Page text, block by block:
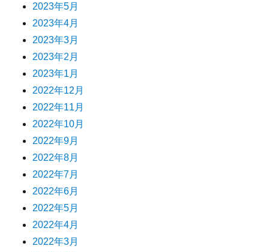
2023年5月
2023年4月
2023年3月
2023年2月
2023年1月
2022年12月
2022年11月
2022年10月
2022年9月
2022年8月
2022年7月
2022年6月
2022年5月
2022年4月
2022年3月